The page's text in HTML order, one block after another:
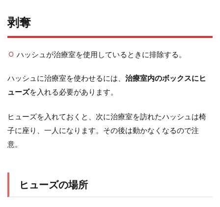
剥奪
ハッシュが治療室を使用しているときに排除する。
ハッシュに治療室を使わせるには、 治療室内のボックスにヒ
ューズを入れる必要があります。
ヒューズを入れておくと、次に治療室を訪れたハッシュは椅
子に座り、一人になります。その後は動かなくなるので注
意。
ヒューズの場所